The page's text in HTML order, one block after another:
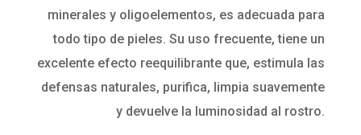
minerales y oligoelementos, es adecuada para
todo tipo de pieles. Su uso frecuente, tiene un
excelente efecto reequilibrante que, estimula las
defensas naturales, purifica, limpia suavemente
y devuelve la luminosidad al rostro.